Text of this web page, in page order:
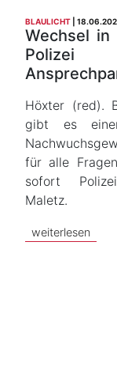
BLAULICHT
Wechsel in
Polizei
Höxter (red).
gibt es
für alle
sofort
Maletz.
weiterlesen